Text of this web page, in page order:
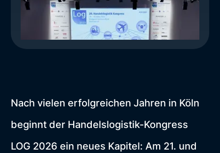
Nach vielen erfolgreichen Jahren in Köln
beginnt der Handelslogistik-Kongress
LOG 2026 ein neues Kapitel: Am 21. und